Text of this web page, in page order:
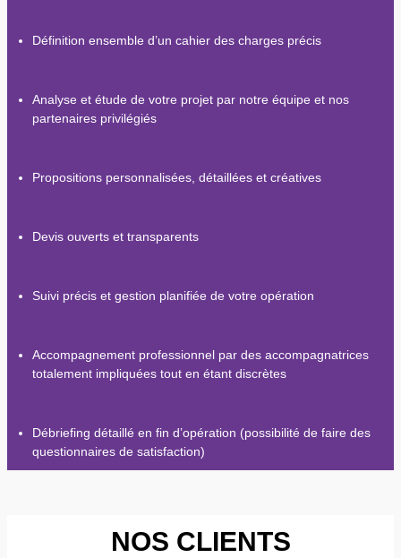
Définition ensemble d’un cahier des charges précis
Analyse et étude de votre projet par notre équipe et nos
partenaires privilégiés
Propositions personnalisées, détaillées et créatives
Devis ouverts et transparents
Suivi précis et gestion planifiée de votre opération
Accompagnement professionnel par des accompagnatrices
totalement impliquées tout en étant discrètes
Débriefing détaillé en fin d’opération (possibilité de faire des
questionnaires de satisfaction)
NOS CLIENTS